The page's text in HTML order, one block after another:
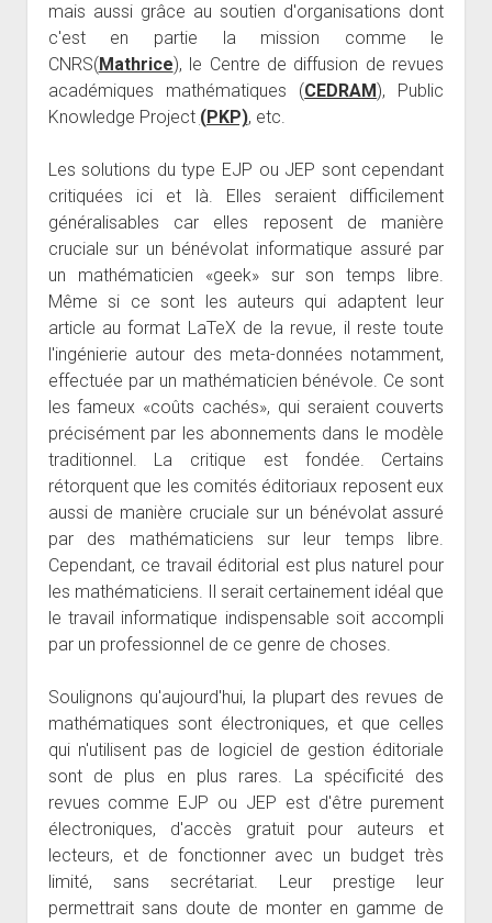
mais aussi grâce au soutien d'organisations dont
c'est en partie la mission comme le
CNRS(Mathrice), le Centre de diffusion de revues
académiques mathématiques (CEDRAM), Public
Knowledge Project (PKP), etc.
Les solutions du type EJP ou JEP sont cependant
critiquées ici et là. Elles seraient difficilement
généralisables car elles reposent de manière
cruciale sur un bénévolat informatique assuré par
un mathématicien «geek» sur son temps libre.
Même si ce sont les auteurs qui adaptent leur
article au format LaTeX de la revue, il reste toute
l'ingénierie autour des meta-données notamment,
effectuée par un mathématicien bénévole. Ce sont
les fameux «coûts cachés», qui seraient couverts
précisément par les abonnements dans le modèle
traditionnel. La critique est fondée. Certains
rétorquent que les comités éditoriaux reposent eux
aussi de manière cruciale sur un bénévolat assuré
par des mathématiciens sur leur temps libre.
Cependant, ce travail éditorial est plus naturel pour
les mathématiciens. Il serait certainement idéal que
le travail informatique indispensable soit accompli
par un professionnel de ce genre de choses.
Soulignons qu'aujourd'hui, la plupart des revues de
mathématiques sont électroniques, et que celles
qui n'utilisent pas de logiciel de gestion éditoriale
sont de plus en plus rares. La spécificité des
revues comme EJP ou JEP est d'être purement
électroniques, d'accès gratuit pour auteurs et
lecteurs, et de fonctionner avec un budget très
limité, sans secrétariat. Leur prestige leur
permettrait sans doute de monter en gamme de